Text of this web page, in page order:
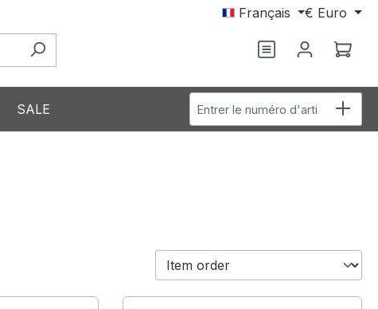
Français € Euro
Le
SALE Entrer le numéro d'article